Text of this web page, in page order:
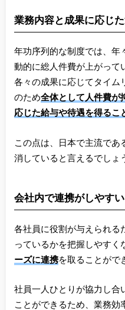
業務内容と成果に応じ
年功序列的な制度では、年
動的に総人件費が上がって
各々の成果に応じてタイム
のため全体として人件費が
応じた給与や待遇を得るこ
この点は、日本で主流であ
消していると言えるでしょ
会社内で連携がしやすい
各社員に役割が与えられる
っているかを把握しやすく
ーズに連携を取ることがで
社員一人ひとりが協力し合
ことができるため、業務効